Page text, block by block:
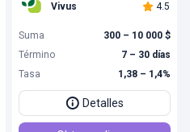
Vivus 4.5
Suma
300 – 10 000 $
Término
7 – 30 días
Tasa
1,38 – 1,4%
Detalles